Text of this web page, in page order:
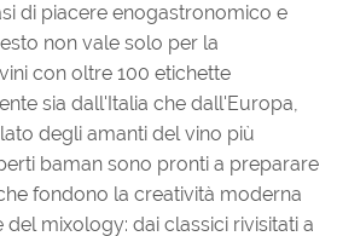
di piacere enogastronomico e
non vale solo per la
con oltre 100 etichette
sia dall'Italia che dall'Europa,
degli amanti del vino più
baman sono pronti a preparare
fondono la creatività moderna
mixology: dai classici rivisitati a